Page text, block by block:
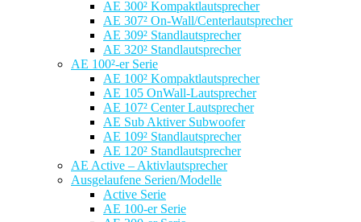
AE 300² Kompaktlautsprecher
AE 307² On-Wall/Centerlautsprecher
AE 309² Standlautsprecher
AE 320² Standlautsprecher
AE 100²-er Serie
AE 100² Kompaktlautsprecher
AE 105 OnWall-Lautsprecher
AE 107² Center Lautsprecher
AE Sub Aktiver Subwoofer
AE 109² Standlautsprecher
AE 120² Standlautsprecher
AE Active – Aktivlautsprecher
Ausgelaufene Serien/Modelle
Active Serie
AE 100-er Serie